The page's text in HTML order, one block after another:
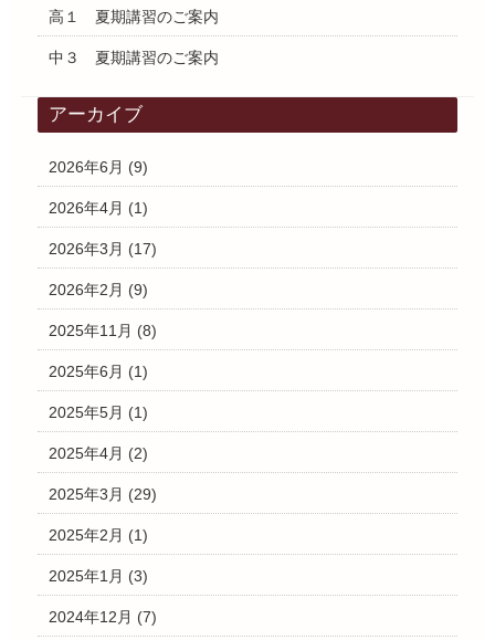
高１ 夏期講習のご案内
中３ 夏期講習のご案内
アーカイブ
2026年6月 (9)
2026年4月 (1)
2026年3月 (17)
2026年2月 (9)
2025年11月 (8)
2025年6月 (1)
2025年5月 (1)
2025年4月 (2)
2025年3月 (29)
2025年2月 (1)
2025年1月 (3)
2024年12月 (7)